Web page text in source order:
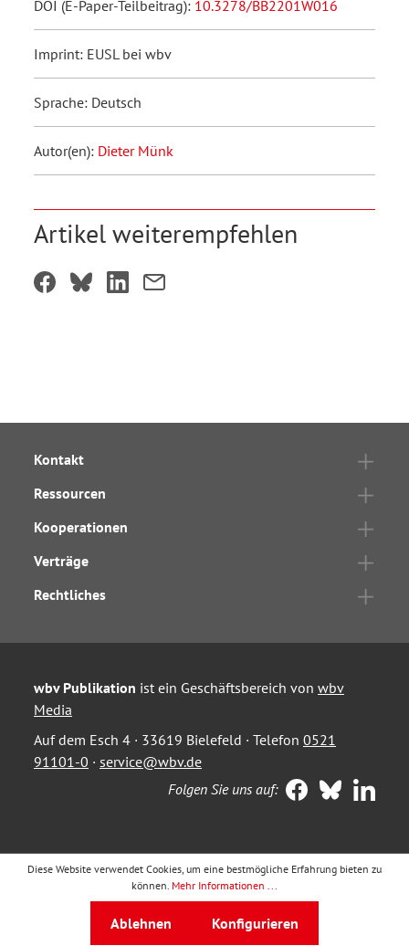
DOI (E-Paper-Teilbeitrag): 10.3278/BB2201W016
Imprint: EUSL bei wbv
Sprache: Deutsch
Autor(en): Dieter Münk
Artikel weiterempfehlen
Kontakt
Ressourcen
Kooperationen
Verträge
Rechtliches
wbv Publikation ist ein Geschäftsbereich von wbv
Media
Auf dem Esch 4 · 33619 Bielefeld · Telefon 0521
91101-0 · service@wbv.de
Folgen Sie uns auf:
Diese Website verwendet Cookies, um eine bestmögliche Erfahrung bieten zu
können. Mehr Informationen ...
Ablehnen Konfigurieren